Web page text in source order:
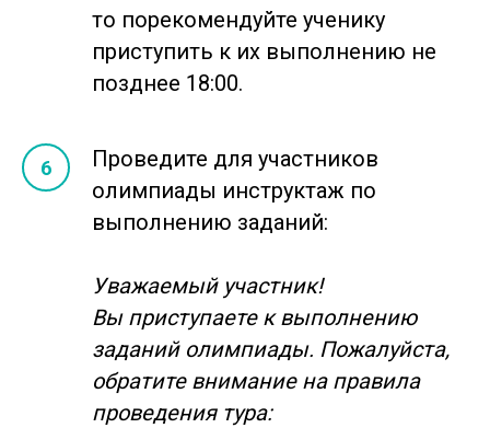
то порекомендуйте ученику
приступить к их выполнению не
позднее 18:00.
Проведите для участников
олимпиады инструктаж по
выполнению заданий:
Уважаемый участник!
Вы приступаете к выполнению
заданий олимпиады. Пожалуйста,
обратите внимание на правила
проведения тура: